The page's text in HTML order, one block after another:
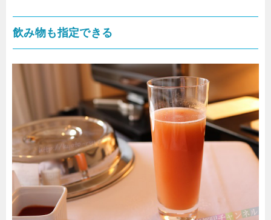
飲み物も指定できる